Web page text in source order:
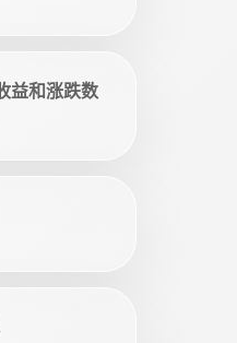
益和涨跌数